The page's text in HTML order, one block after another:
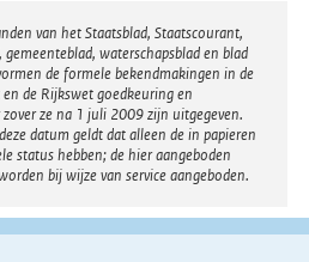
van het Staatsblad, Staatscourant,
waterschapsblad en blad
de formele bekendmakingen in de
de Rijkswet goedkeuring en
ze na 1 juli 2009 zijn uitgegeven.
datum geldt dat alleen de in papieren
status hebben; de hier aangeboden
bij wijze van service aangeboden.